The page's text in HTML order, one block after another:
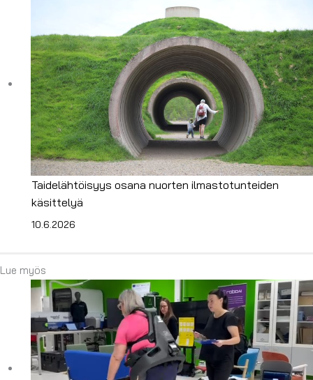
Taidelähtöisyys osana nuorten ilmastotunteiden
käsittelyä
10.6.2026
Lue myös